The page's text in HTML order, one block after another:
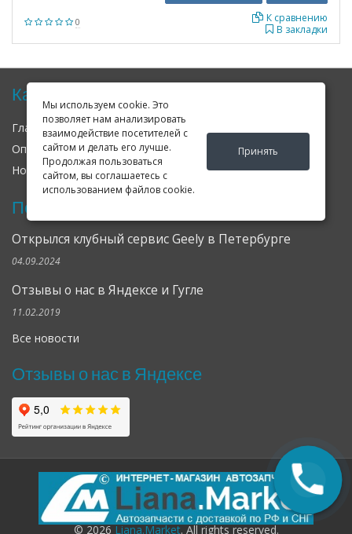
Мы используем cookie. Это
позволяет нам анализировать
взаимодействие посетителей с
сайтом и делать его лучше.
Продолжая пользоваться
сайтом, вы соглашаетесь с
использованием файлов cookie.
Принять
0
В закладки
К сравнению
Карта сайта
Главная О нас
Оплата
Доставка
Гарантия
Новости
Оферта Соглашение
Последние новости
Открылся клубный сервис Geely в Петербурге
04.09.2024
Отзывы о нас в Яндексе и Гугле
11.02.2019
Все новости
Отзывы о нас в Яндексе
© 2026Liana.Market. All rights reserved.